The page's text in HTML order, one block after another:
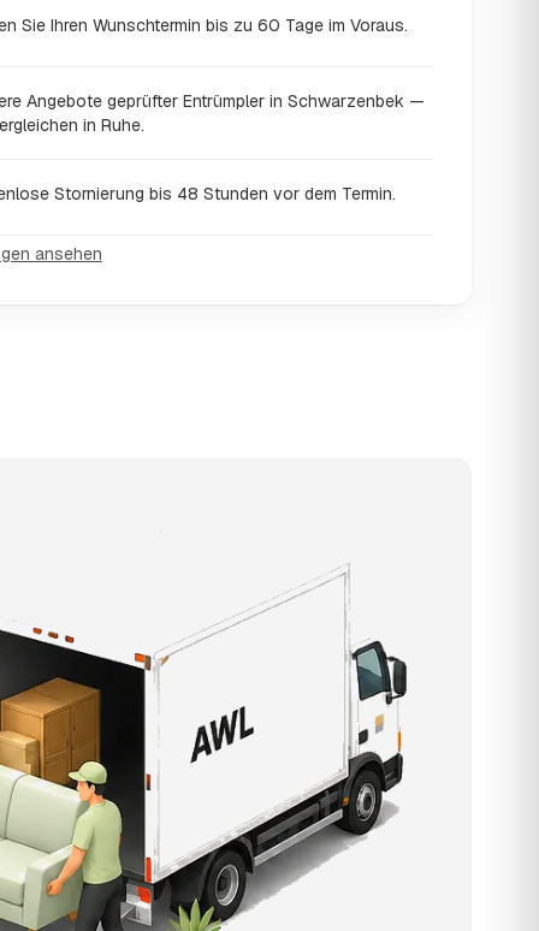
Sie Ihren Wunschtermin bis zu 60 Tage im Voraus.
Angebote geprüfter Entrümpler in Schwarzenbek —
in Ruhe.
Stornierung bis 48 Stunden vor dem Termin.
ansehen